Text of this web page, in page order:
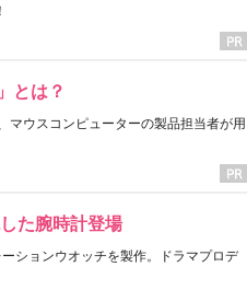
とは？
マウスコンピューターの製品担当者が用
た腕時計登場
ションウオッチを製作。ドラマプロデ